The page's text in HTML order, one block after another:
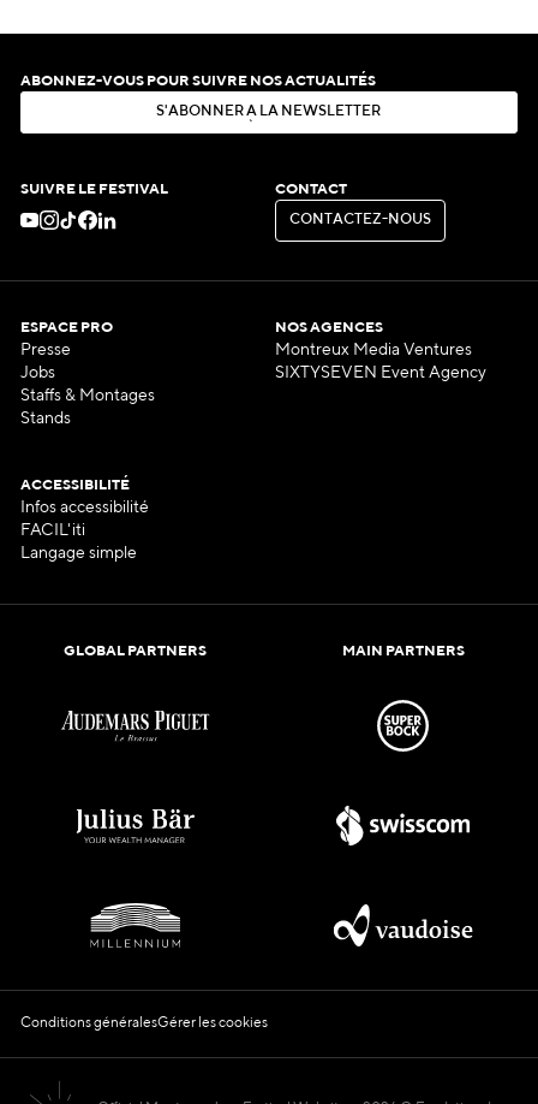
ABONNEZ-VOUS POUR SUIVRE NOS ACTUALITÉS
S'ABON N ER À LA N EWSLE ER
SUIVRE LE FESTIVAL CONTACT
CON ACT EZ-N OUS
CONTACTEZ-NOUS
ESPACE PRO
Presse
Jobs
Staffs & Montages
Stands
NOS AGENCES
Montreux Media Ventures
SIXTYSEVEN Event Agency
ACCESSIBILITÉ
Infos accessibilité
FACIL'iti
Langage simple
GLOBAL PARTNERS MAIN PARTNERS
Conditions généralesGérer les cookies